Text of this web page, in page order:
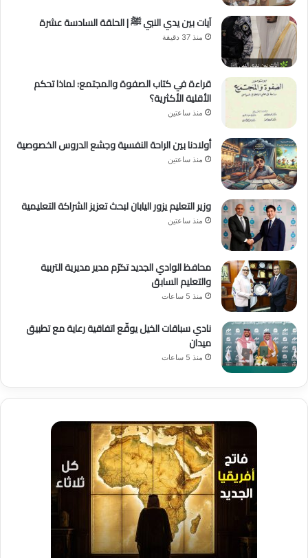
آيات بين يدي النبي ﷺ | الحلقة السادسة عشرة
منذ 37 دقيقة
قراءة في كتاب الصفوة والمجتمع: لماذا تحكم
الأقلية الأكثرية؟
منذ ساعتين
أولادنا بين الراحة النفسية وجشع الدروس الخصوصية
منذ ساعتين
وزير التعليم يزور اليابان لبحث تعزيز الشراكة التعليمية
منذ ساعتين
محافظ الوادي الجديد تكرّم مدير مديرية التربية
والتعليم السابق
منذ 5 ساعات
نادي سباقات الخيل يوقّع اتفاقية رعاية مع تطبيق
ميدان
منذ 5 ساعات